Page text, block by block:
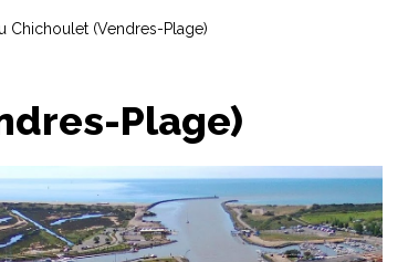
Chichoulet (Vendres-Plage)
Plage)